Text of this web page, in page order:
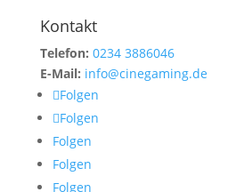
Kontakt
Telefon: 0234 3886046
E-Mail: info@cinegaming.de
Folgen
Folgen
Folgen
Folgen
Folgen